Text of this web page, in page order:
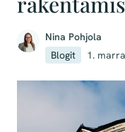
Nina Pohjola
Blogit
1.